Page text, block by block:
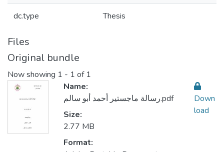
dc.type Thesis
Files
Original bundle
Now showing 1 - 1 of 1
Name:
رسالة ماجستير أحمد أبو سالم.pdf
Size:
2.77 MB
Format:
Down
load